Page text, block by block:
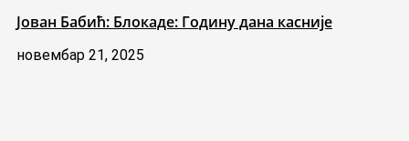
Јован Бабић: Блокаде: Годину дана касније
новембар 21, 2025